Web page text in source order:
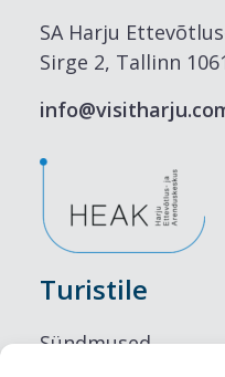
SA Harju
Sirge 2, Tallinn
Turistile
Sündmused